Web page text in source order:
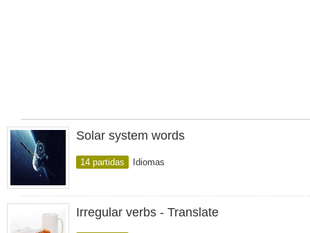
Solar system words
14 partidas Idiomas
Irregular verbs - Translate